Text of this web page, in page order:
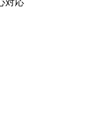
対応